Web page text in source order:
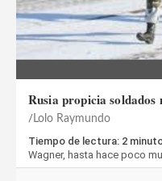
Rusia propicia soldados
Lolo Raymundo
Tiempo de lectura: 2
Wagner, hasta hace poco